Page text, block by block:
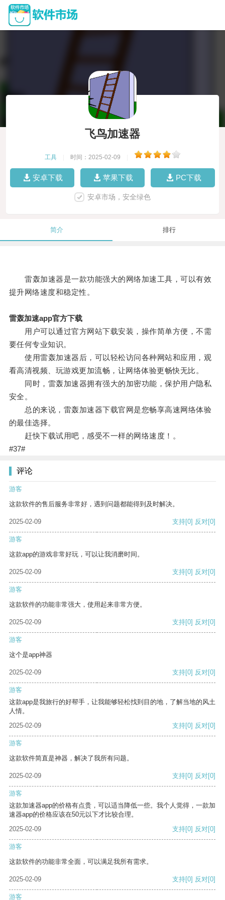
飞鸟加速器
工具 时间：2025-02-09
安卓下载 苹果下载 PC下载
安卓市场，安全绿色
简介 排行
雷轰加速器是一款功能强大的网络加速工具，可以有效
提升网络速度和稳定性。
雷轰加速app官方下载
用户可以通过官方网站下载安装，操作简单方便，不需
要任何专业知识。
使用雷轰加速器后，可以轻松访问各种网站和应用，观
看高清视频、玩游戏更加流畅，让网络体验更畅快无比。
同时，雷轰加速器拥有强大的加密功能，保护用户隐私
安全。
总的来说，雷轰加速器下载官网是您畅享高速网络体验
的最佳选择。
赶快下载试用吧，感受不一样的网络速度！。
#37#
评论
游客
这款软件的售后服务非常好，遇到问题都能得到及时解决。
2025-02-09 支持[0] 反对[0]
游客
这款app的游戏非常好玩，可以让我消磨时间。
2025-02-09 支持[0] 反对[0]
游客
这款软件的功能非常强大，使用起来非常方便。
2025-02-09 支持[0] 反对[0]
游客
这个是app神器
2025-02-09 支持[0] 反对[0]
游客
这款app是我旅行的好帮手，让我能够轻松找到目的地，了解当地的风土
人情。
2025-02-09
支持[0] 反对[0]
游客
这款软件简直是神器，解决了我所有问题。
2025-02-09 支持[0] 反对[0]
游客
这款加速器app的价格有点贵，可以适当降低一些。我个人觉得，一款加
速器app的价格应该在50元以下才比较合理。
2025-02-09
支持[0] 反对[0]
游客
这款软件的功能非常全面，可以满足我所有需求。
2025-02-09 支持[0] 反对[0]
游客